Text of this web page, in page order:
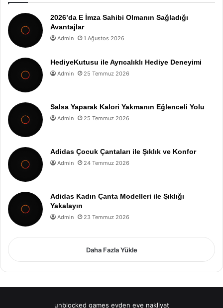
2026’da E İmza Sahibi Olmanın Sağladığı
Avantajlar
Admin 1 Ağustos 2026
HediyeKutusu ile Ayrıcalıklı Hediye Deneyimi
Admin 25 Temmuz 2026
Salsa Yaparak Kalori Yakmanın Eğlenceli Yolu
Admin 25 Temmuz 2026
Adidas Çocuk Çantaları ile Şıklık ve Konfor
Admin 24 Temmuz 2026
Adidas Kadın Çanta Modelleri ile Şıklığı
Yakalayın
Admin 23 Temmuz 2026
Daha Fazla Yükle
unblocked games evden eve nakliyat